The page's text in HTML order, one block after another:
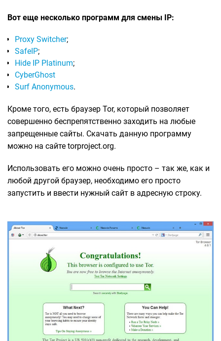
Вот еще несколько программ для смены IP:
Proxy Switcher;
SafeIP;
Hide IP Platinum;
CyberGhost
Surf Anonymous.
Кроме того, есть браузер Tor, который позволяет
совершенно беспрепятственно заходить на любые
запрещенные сайты. Скачать данную программу
можно на сайте torproject.org.
Использовать его можно очень просто – так же, как и
любой другой браузер, необходимо его просто
запустить и ввести нужный сайт в адресную строку.